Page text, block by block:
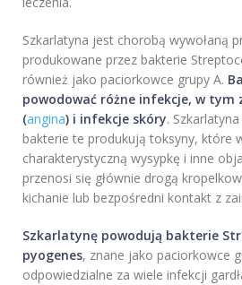
Szkarlatyna jest chorobą wywołaną
produkowane przez bakterie
również jako paciorkowce grupy A.
powodować różne infekcje, w tym
(angina) i infekcje skóry.
bakterie te produkują toksyny, które
charakterystyczną wysypkę i inne
przenosi się głównie drogą
kichanie lub bezpośredni kontakt z
Szkarlatynę powodują bakterie
pyogenes, znane jako paciorkowce
odpowiedzialne za wiele infekcji